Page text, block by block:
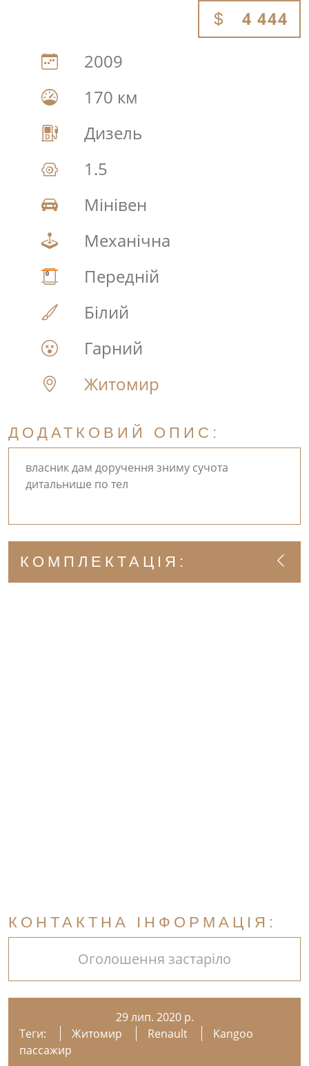
4 444
2009
170 км
Дизель
1.5
Мінівен
Механічна
Передній
Білий
Гарний
Житомир
ДОДАТКОВИЙ ОПИС:
власник дам доручення зниму сучота
дитальнише по тел
КОМПЛЕКТАЦІЯ:
КОНТАКТНА ІНФОРМАЦІЯ:
Оголошення застаріло
29 лип. 2020 р.
Теги:
Житомир Renault
Kangoo
пассажир